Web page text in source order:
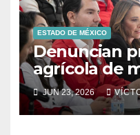
ESTADO DE MÉXICO
Denuncian
agrícola de
abandono al
mexicano
JUN 23, 2026